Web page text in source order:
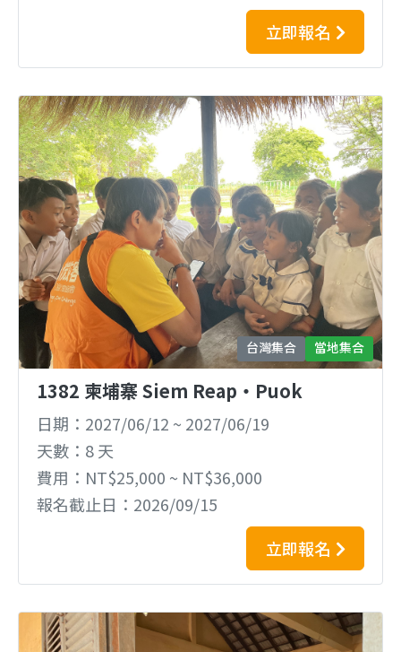
立即報名
台灣集合 當地集合
1382 柬埔寨 Siem Reap‧Puok
日期 2027/06/12 ~ 2027/06/19
天數
8 天
費用
NT$25,000 ~ NT$36,000
報名截止日
2026/09/15
立即報名